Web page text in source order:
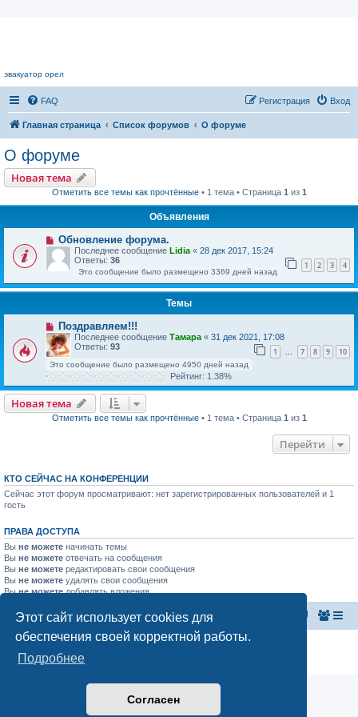
Этот сайт использует cookies для
обеспечения своей корректной работы.
Подробнее
Согласен
эвакуатор орел
FAQ Вход
Регистрация
Главная страница Список форумов О форуме
О форуме
Новая тема
Отметить все темы как прочтённые• 1 тема • Страница 1 из 1
Объявления
Обновление форума.
Последнее сообщение Lidia « 28 дек 2017, 15:24
Ответы: 36 1 2 3 4
Это сообщение было размещено 3369 дней назад
Темы
Поздравляем!!!
Последнее сообщение Тамара « 31 дек 2021, 17:08
Ответы: 93 1 … 7 8 9 10
Это сообщение было размещено 4950 дней назад
Рейтинг: 1.38%
Новая тема
Отметить все темы как прочтённые• 1 тема • Страница 1 из 1
Перейти
КТО СЕЙЧАС НА КОНФЕРЕНЦИИ
Сейчас этот форум просматривают: нет зарегистрированных пользователей и 1
гость
ПРАВА ДОСТУПА
Вы не можете начинать темы
Вы не можете отвечать на сообщения
Вы не можете редактировать свои сообщения
Вы не можете удалять свои сообщения
Выне можетедобавлять вложения
Главная страница Список форумов
Конфиденциальность |